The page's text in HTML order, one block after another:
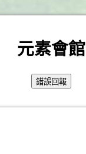
元素會館